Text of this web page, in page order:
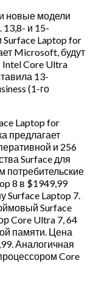
новые модели
13,8- и 15-
Laptop for
Microsoft, будут
Core Ultra
13-
(1-го
Laptop for
предлагает
и 256
Surface для
потребительские
8 в $1949,99
Surface Laptop 7.
Surface
Core Ultra 7, 64
памяти. Цена
Аналогичная
Core